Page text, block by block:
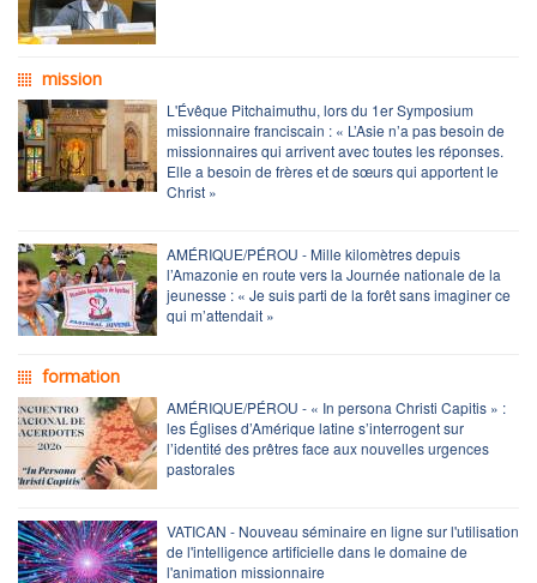
mission
L'Évêque Pitchaimuthu, lors du 1er Symposium
missionnaire franciscain : « L’Asie n’a pas besoin de
missionnaires qui arrivent avec toutes les réponses.
Elle a besoin de frères et de sœurs qui apportent le
Christ »
AMÉRIQUE/PÉROU - Mille kilomètres depuis
l’Amazonie en route vers la Journée nationale de la
jeunesse : « Je suis parti de la forêt sans imaginer ce
qui m’attendait »
formation
AMÉRIQUE/PÉROU - « In persona Christi Capitis » :
les Églises d’Amérique latine s’interrogent sur
l’identité des prêtres face aux nouvelles urgences
pastorales
VATICAN - Nouveau séminaire en ligne sur l'utilisation
de l'intelligence artificielle dans le domaine de
l'animation missionnaire